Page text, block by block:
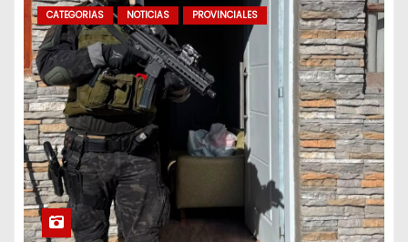
CATEGORIAS NOTICIAS PROVINCIALES